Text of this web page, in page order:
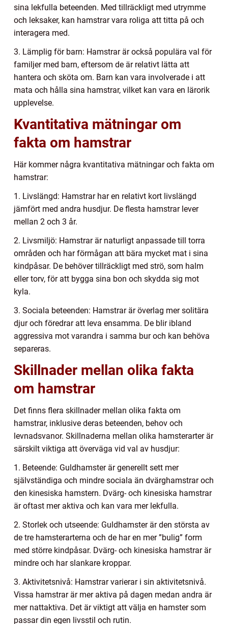
sina lekfulla beteenden. Med tillräckligt med utrymme
och leksaker, kan hamstrar vara roliga att titta på och
interagera med.
3. Lämplig för barn: Hamstrar är också populära val för
familjer med barn, eftersom de är relativt lätta att
hantera och sköta om. Barn kan vara involverade i att
mata och hålla sina hamstrar, vilket kan vara en lärorik
upplevelse.
Kvantitativa mätningar om
fakta om hamstrar
Här kommer några kvantitativa mätningar och fakta om
hamstrar:
1. Livslängd: Hamstrar har en relativt kort livslängd
jämfört med andra husdjur. De flesta hamstrar lever
mellan 2 och 3 år.
2. Livsmiljö: Hamstrar är naturligt anpassade till torra
områden och har förmågan att bära mycket mat i sina
kindpåsar. De behöver tillräckligt med strö, som halm
eller torv, för att bygga sina bon och skydda sig mot
kyla.
3. Sociala beteenden: Hamstrar är överlag mer solitära
djur och föredrar att leva ensamma. De blir ibland
aggressiva mot varandra i samma bur och kan behöva
separeras.
Skillnader mellan olika fakta
om hamstrar
Det finns flera skillnader mellan olika fakta om
hamstrar, inklusive deras beteenden, behov och
levnadsvanor. Skillnaderna mellan olika hamsterarter är
särskilt viktiga att överväga vid val av husdjur:
1. Beteende: Guldhamster är generellt sett mer
självständiga och mindre sociala än dvärghamstrar och
den kinesiska hamstern. Dvärg- och kinesiska hamstrar
är oftast mer aktiva och kan vara mer lekfulla.
2. Storlek och utseende: Guldhamster är den största av
de tre hamsterarterna och de har en mer ”bulig” form
med större kindpåsar. Dvärg- och kinesiska hamstrar är
mindre och har slankare kroppar.
3. Aktivitetsnivå: Hamstrar varierar i sin aktivitetsnivå.
Vissa hamstrar är mer aktiva på dagen medan andra är
mer nattaktiva. Det är viktigt att välja en hamster som
passar din egen livsstil och rutin.